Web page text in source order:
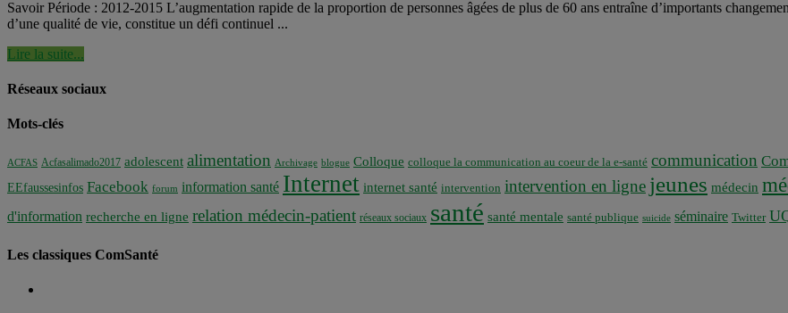
Savoir Période : 2012-2015 L’augmentation rapide de la proportion de personnes âgées de plus de 60 ans entraîne d’importants
d’une qualité de vie, constitue un défi continuel ...
Lire la suite...
Réseaux sociaux
Mots-clés
ACFAS Acfasalimado2017 adolescent alimentation Archivage blogue Colloque colloque la communication au coeur de la e-santé communication
EEfaussesinfos Facebook forum information santé Internet internet santé intervention intervention en ligne jeunes médecin
d'information recherche en ligne relation médecin-patient réseaux sociaux santé santé mentale santé publique suicide séminaire Twitter
Les classiques ComSanté